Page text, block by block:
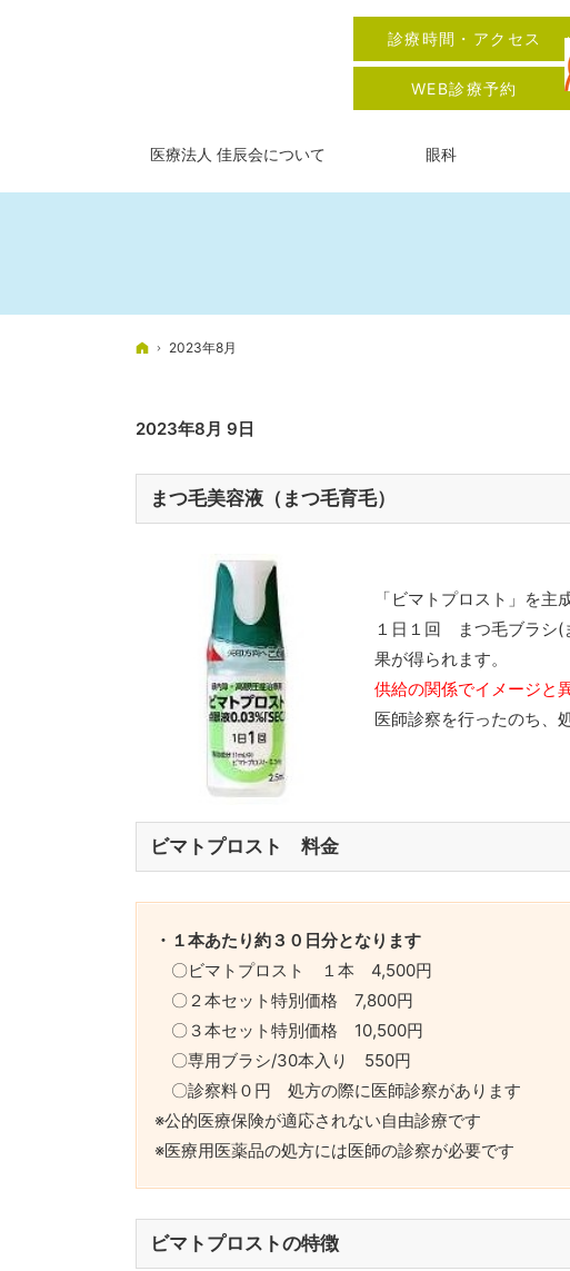
ホーム
2023年8月
2023年8月 9日
まつ毛美容液（まつ毛育毛）
「ビマトプロスト」を主
１日１回 まつ毛ブラシ(
果が得られます。
供給の関係でイメージと
医師診察を行ったのち、
ビマトプロスト 料金
・１本あたり約３０日分となります
〇ビマトプロスト １本 4,500円
〇２本セット特別価格 7,800円
〇３本セット特別価格 10,500円
〇専用ブラシ/30本入り 550円
〇診察料０円 処方の際に医師診察があります
※公的医療保険が適応されない自由診療です
※医療用医薬品の処方には医師の診察が必要です
ビマトプロストの特徴
診療時間・アクセス
WEB診療予約
医療法人 佳辰会について 眼科